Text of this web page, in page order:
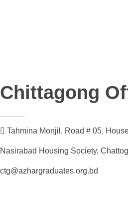
Chittagong
Tahmina Monjil, Road # 05,
Nasirabad Housing Society,
ctg@azhargraduates.org.bd